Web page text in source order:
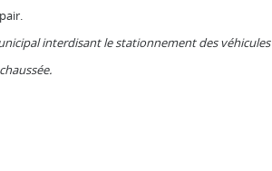
interdisant le stationnement des véhicules